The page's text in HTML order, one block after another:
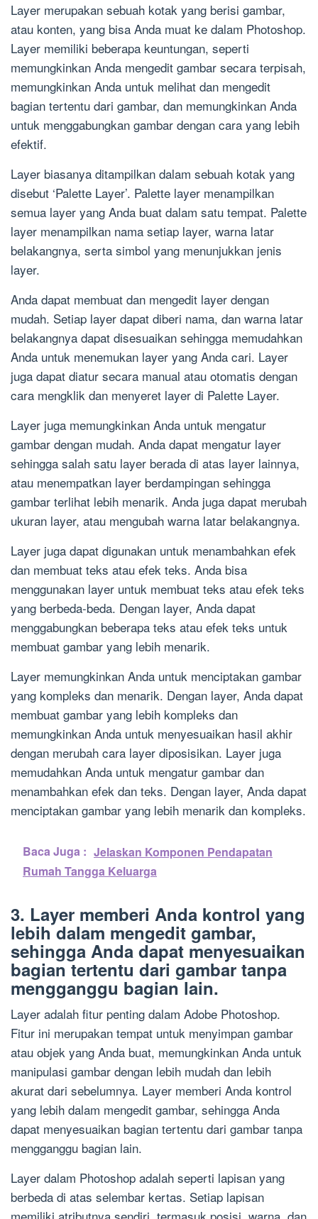
Layer merupakan sebuah kotak yang berisi gambar,
atau konten, yang bisa Anda muat ke dalam Photoshop.
Layer memiliki beberapa keuntungan, seperti
memungkinkan Anda mengedit gambar secara terpisah,
memungkinkan Anda untuk melihat dan mengedit
bagian tertentu dari gambar, dan memungkinkan Anda
untuk menggabungkan gambar dengan cara yang lebih
efektif.
Layer biasanya ditampilkan dalam sebuah kotak yang
disebut ‘Palette Layer’. Palette layer menampilkan
semua layer yang Anda buat dalam satu tempat. Palette
layer menampilkan nama setiap layer, warna latar
belakangnya, serta simbol yang menunjukkan jenis
layer.
Anda dapat membuat dan mengedit layer dengan
mudah. Setiap layer dapat diberi nama, dan warna latar
belakangnya dapat disesuaikan sehingga memudahkan
Anda untuk menemukan layer yang Anda cari. Layer
juga dapat diatur secara manual atau otomatis dengan
cara mengklik dan menyeret layer di Palette Layer.
Layer juga memungkinkan Anda untuk mengatur
gambar dengan mudah. Anda dapat mengatur layer
sehingga salah satu layer berada di atas layer lainnya,
atau menempatkan layer berdampingan sehingga
gambar terlihat lebih menarik. Anda juga dapat merubah
ukuran layer, atau mengubah warna latar belakangnya.
Layer juga dapat digunakan untuk menambahkan efek
dan membuat teks atau efek teks. Anda bisa
menggunakan layer untuk membuat teks atau efek teks
yang berbeda-beda. Dengan layer, Anda dapat
menggabungkan beberapa teks atau efek teks untuk
membuat gambar yang lebih menarik.
Layer memungkinkan Anda untuk menciptakan gambar
yang kompleks dan menarik. Dengan layer, Anda dapat
membuat gambar yang lebih kompleks dan
memungkinkan Anda untuk menyesuaikan hasil akhir
dengan merubah cara layer diposisikan. Layer juga
memudahkan Anda untuk mengatur gambar dan
menambahkan efek dan teks. Dengan layer, Anda dapat
menciptakan gambar yang lebih menarik dan kompleks.
Baca Juga : Jelaskan Komponen Pendapatan
Rumah Tangga Keluarga
3. Layer memberi Anda kontrol yang
lebih dalam mengedit gambar,
sehingga Anda dapat menyesuaikan
bagian tertentu dari gambar tanpa
mengganggu bagian lain.
Layer adalah fitur penting dalam Adobe Photoshop.
Fitur ini merupakan tempat untuk menyimpan gambar
atau objek yang Anda buat, memungkinkan Anda untuk
manipulasi gambar dengan lebih mudah dan lebih
akurat dari sebelumnya. Layer memberi Anda kontrol
yang lebih dalam mengedit gambar, sehingga Anda
dapat menyesuaikan bagian tertentu dari gambar tanpa
mengganggu bagian lain.
Layer dalam Photoshop adalah seperti lapisan yang
berbeda di atas selembar kertas. Setiap lapisan